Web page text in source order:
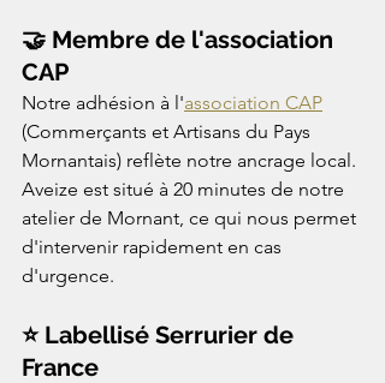
🤝 Membre de l'association
CAP
Notre adhésion à l'association CAP
(Commerçants et Artisans du Pays
Mornantais) reflète notre ancrage local.
Aveize est situé à 20 minutes de notre
atelier de Mornant, ce qui nous permet
d'intervenir rapidement en cas
d'urgence.
⭐ Labellisé Serrurier de
France